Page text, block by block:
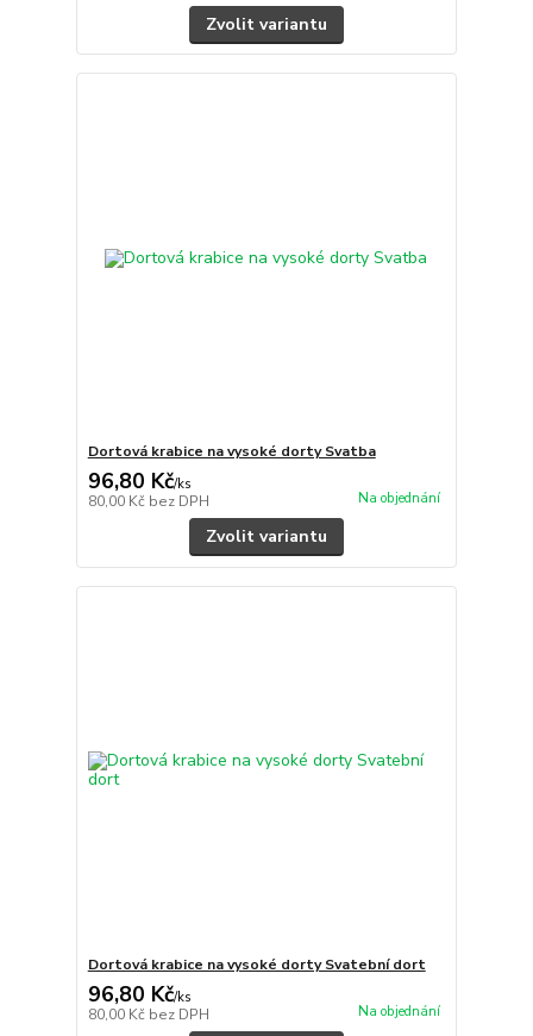
Zvolit variantu
Dortová krabice na vysoké dorty Svatba
96,80 Kč/ks
80,00 Kč bez DPH Na objednání
Zvolit variantu
Dortová krabice na vysoké dorty Svatební dort
96,80 Kč/ks
80,00 Kč bez DPH Na objednání